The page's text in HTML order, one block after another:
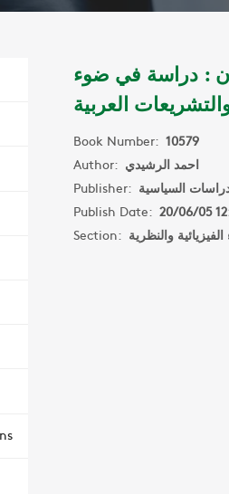
: دراسة في ضوء
العربية
Book Number: 10579
Author: احمد الرشيدي
Publisher:
Publish Date: 20/06/05
Section: الفيزيائية والنظرية